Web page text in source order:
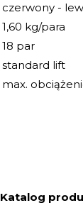
czerwony -
1,60 kg/para
18 par
standard lift
max.
Katalog